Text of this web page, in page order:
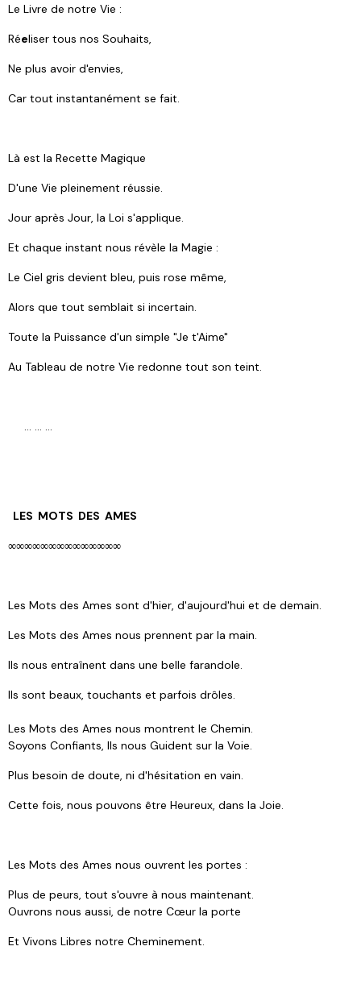
Le Livre de notre Vie :
Réeliser tous nos Souhaits,
Ne plus avoir d'envies,
Car tout instantanément se fait.
Là est la Recette Magique
D'une Vie pleinement réussie.
Jour après Jour, la Loi s'applique.
Et chaque instant nous révèle la Magie :
Le Ciel gris devient bleu, puis rose même,
Alors que tout semblait si incertain.
Toute la Puissance d'un simple "Je t'Aime"
Au Tableau de notre Vie redonne tout son teint.
… … …
LES MOTS DES AMES
∞∞∞∞∞∞∞∞∞∞∞∞∞∞
Les Mots des Ames sont d'hier, d'aujourd'hui et de demain.
Les Mots des Ames nous prennent par la main.
Ils nous entraînent dans une belle farandole.
Ils sont beaux, touchants et parfois drôles.
Les Mots des Ames nous montrent le Chemin.
Soyons Confiants, Ils nous Guident sur la Voie.
Plus besoin de doute, ni d'hésitation en vain.
Cette fois, nous pouvons être Heureux, dans la Joie.
Les Mots des Ames nous ouvrent les portes :
Plus de peurs, tout s'ouvre à nous maintenant.
Ouvrons nous aussi, de notre Cœur la porte
Et Vivons Libres notre Cheminement.